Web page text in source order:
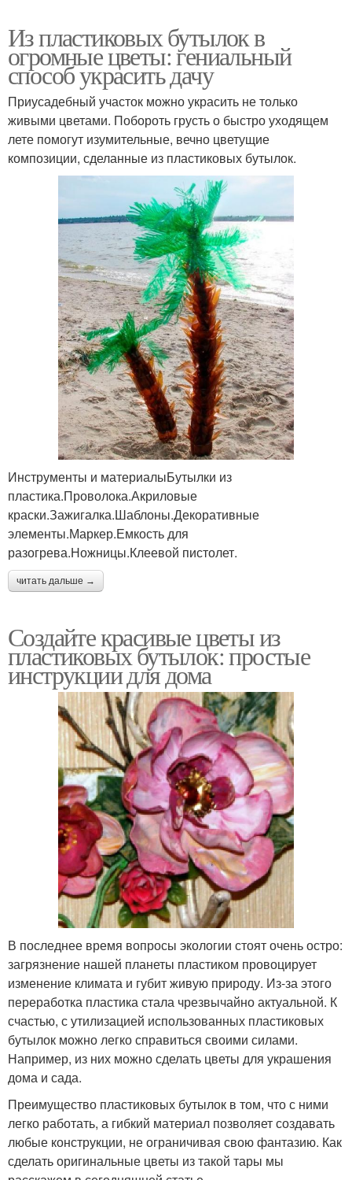
Из пластиковых бутылок в
огромные цветы: гениальный
способ украсить дачу
Приусадебный участок можно украсить не только
живыми цветами. Побороть грусть о быстро уходящем
лете помогут изумительные, вечно цветущие
композиции, сделанные из пластиковых бутылок.
Инструменты и материалыБутылки из
пластика.Проволока.Акриловые
краски.Зажигалка.Шаблоны.Декоративные
элементы.Маркер.Емкость для
разогрева.Ножницы.Клеевой пистолет.
читать дальше →
Создайте красивые цветы из
пластиковых бутылок: простые
инструкции для дома
В последнее время вопросы экологии стоят очень остро:
загрязнение нашей планеты пластиком провоцирует
изменение климата и губит живую природу. Из-за этого
переработка пластика стала чрезвычайно актуальной. К
счастью, с утилизацией использованных пластиковых
бутылок можно легко справиться своими силами.
Например, из них можно сделать цветы для украшения
дома и сада.
Преимущество пластиковых бутылок в том, что с ними
легко работать, а гибкий материал позволяет создавать
любые конструкции, не ограничивая свою фантазию. Как
сделать оригинальные цветы из такой тары мы